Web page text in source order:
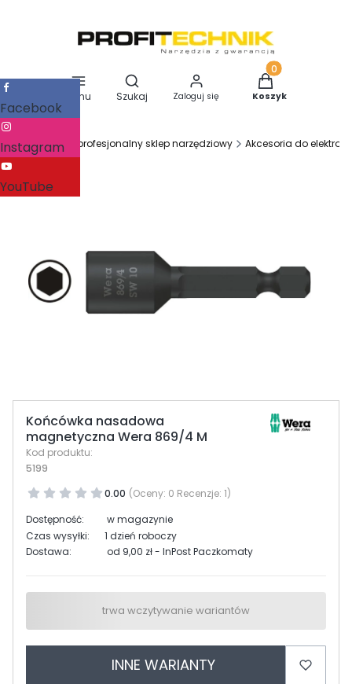
Menu
Otwórz wyszukiwarkę
Szukaj Zaloguj się
Produkty w
Koszyk
Profitechnik - profesjonalny sklep narzędziowy Akcesoria do
Końcówka nasadowa
magnetyczna Wera 869/4 M
Kod produktu:
5199
0.00 (Oceny: 0 Recenzje: 1)
Dostępność:
w magazynie
Czas wysyłki:
1 dzień roboczy
Dostawa:
od 9,00 zł- InPost Paczkomaty
trwa wczytywanie wariantów
INNE WARIANTY
Facebook
Instagram
YouTube